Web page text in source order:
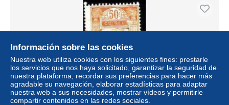
Información sobre las cookies
Nuestra web utiliza cookies con los siguientes fines: prestarle
los servicios que nos haya solicitado, garantizar la seguridad de
nuestra plataforma, recordar sus preferencias para hacer más
agradable su navegación, elaborar estadísticas para adaptar
nuestra web a sus necesidades, mostrar vídeos y permitirle
compartir contenidos en las redes sociales.